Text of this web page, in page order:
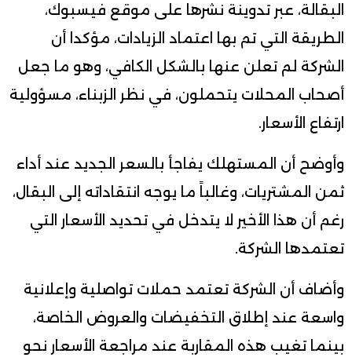
البقالة، عبر تدوينة نشرها على موقع فيسبوك،
الطريقة التي تم بها اعتماد الزيادات، مؤكدا أن
الشركة لم تعلن عنها بالشكل الكافي، وهو ما جعل
أصحاب المحلات يتحملون، في نظر الزبناء، مسؤولية
ارتفاع الأسعار.
وأوضح أن المستهلك يفاجأ بالسعر الجديد عند أداء
ثمن المشتريات، وغالباً ما يوجه انتقاداته إلى البقال،
رغم أن هذا الأخير لا يتدخل في تحديد الأسعار التي
تعتمدها الشركة.
وأضاف أن الشركة تعتمد حملات تواصلية وإعلانية
واسعة عند إطلاق التخفيضات والعروض الخاصة،
بينما تغيب هذه المقاربة عند مراجعة الأسعار نحو